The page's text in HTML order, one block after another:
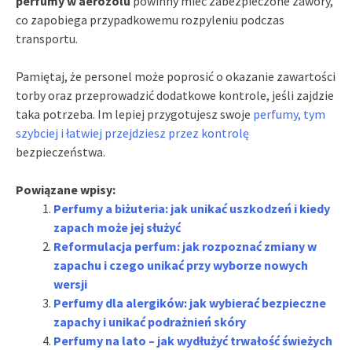
co zapobiega przypadkowemu rozpyleniu podczas
transportu.
Pamiętaj, że personel może poprosić o okazanie zawartości
torby oraz przeprowadzić dodatkowe kontrole, jeśli zajdzie
taka potrzeba. Im lepiej przygotujesz swoje perfumy, tym
szybciej i łatwiej przejdziesz przez kontrolę
bezpieczeństwa.
Powiązane wpisy:
Perfumy a biżuteria: jak unikać uszkodzeń i kiedy
zapach może jej służyć
Reformulacja perfum: jak rozpoznać zmiany w
zapachu i czego unikać przy wyborze nowych
wersji
Perfumy dla alergików: jak wybierać bezpieczne
zapachy i unikać podrażnień skóry
Perfumy na lato – jak wydłużyć trwałość świeżych